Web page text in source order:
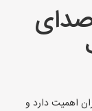
اهمیت دارد و